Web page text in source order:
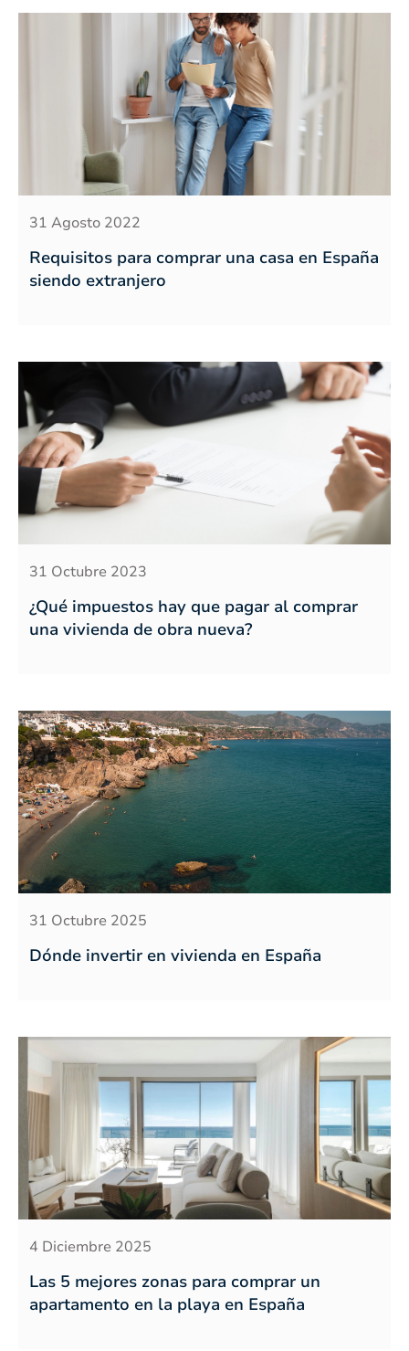
31 Agosto 2022
Requisitos para comprar una casa en España
siendo extranjero
31 Octubre 2023
¿Qué impuestos hay que pagar al comprar
una vivienda de obra nueva?
31 Octubre 2025
Dónde invertir en vivienda en España
4 Diciembre 2025
Las 5 mejores zonas para comprar un
apartamento en la playa en España